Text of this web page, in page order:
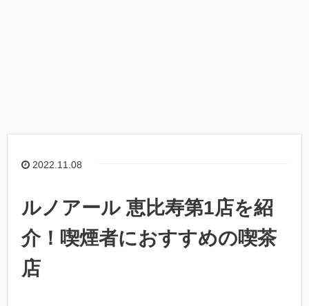
2022.11.08
ルノアール 恵比寿第1店を紹
介！喫煙者におすすめの喫茶
店